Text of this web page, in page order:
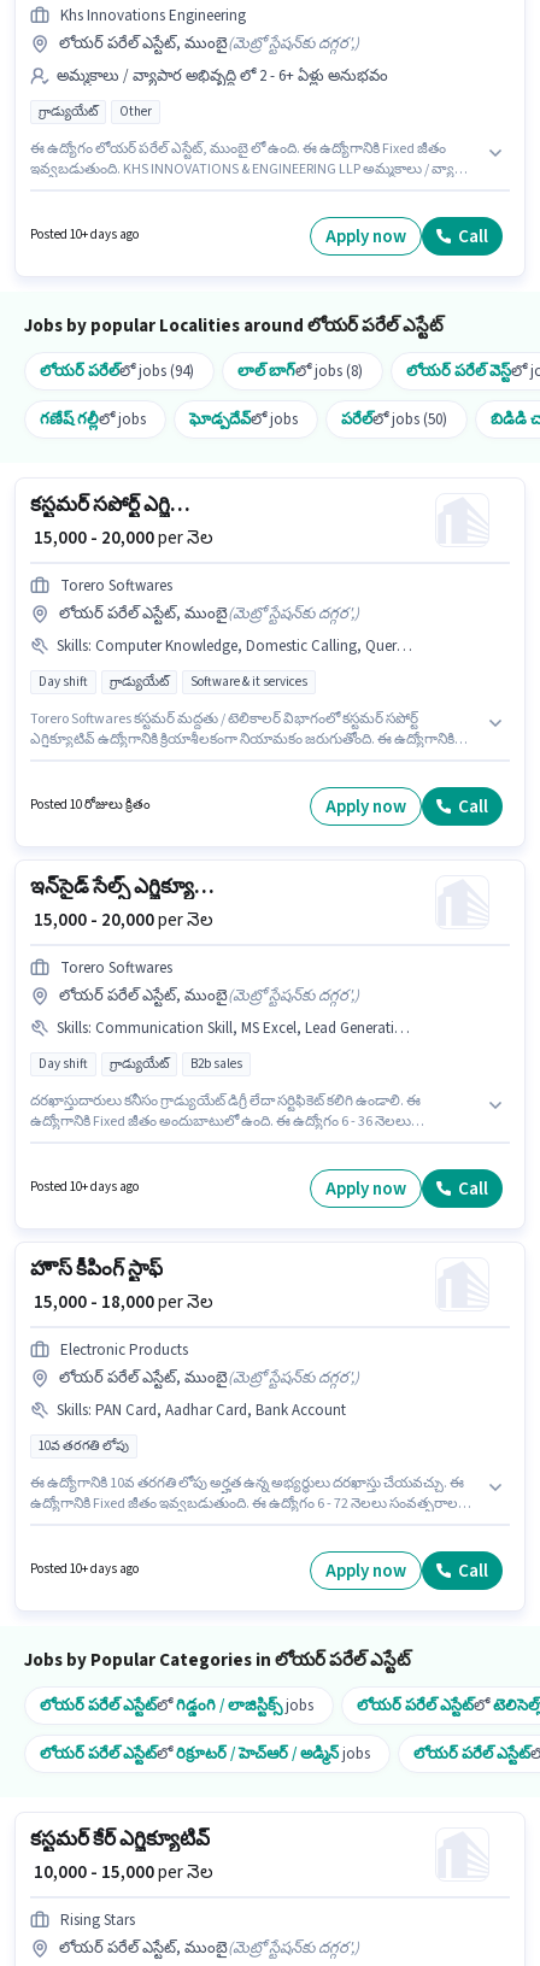
Khs Innovations Engineering
లోయర్ పరేల్ ఎస్టేట్, ముంబై(మెట్రో స్టేషన్‌కు దగ్గర',)
అమ్మకాలు / వ్యాపార అభివృద్ధి లో 2 - 6+ ఏళ్లు అనుభవం
గ్రాడ్యుయేట్ Other
ఈ ఉద్యోగం లోయర్ పరేల్ ఎస్టేట్, ముంబై లో ఉంది. ఈ ఉద్యోగానికి Fixed జీతం
ఇవ్వబడుతుంది. KHS INNOVATIONS & ENGINEERING LLP అమ్మకాలు / వ్యాపార
కనీసం గ్రాడ్యుయేట్ డిగ్రీ లేదా సర్టిఫికెట్ కలిగి ఉండాలి. ఈ ఉద్యోగం 2 - 6+ ఏళ్లు
సంవత్సరాల అనుభవం ఉన్న వారికి కోసం అనుకూలంగా ఉంటుంది. మీరు నెలకు
Posted 10+ days ago Apply now Call
Jobs by popular Localities around లోయర్ పరేల్ ఎస్టేట్
లోయర్ పరేల్లో jobs (94) లాల్ బాగ్లో jobs (8) లోయర్ పరేల్ వెస్ట్లో
గణేష్ గల్లీలో jobs ఘోడ్పదేవ్లో jobs పరేల్లో jobs (50) బిడిడి
కస్టమర్ సపోర్ట్ ఎగ్జిక్యూటివ్
₹ 15,000 - 20,000per నెల
Torero Softwares
లోయర్ పరేల్ ఎస్టేట్, ముంబై(మెట్రో స్టేషన్‌కు దగ్గర',)
Skills: Computer Knowledge, Domestic Calling, Query Resolution
Day shift గ్రాడ్యుయేట్ Software & it services
Torero Softwares కస్టమర్ మద్దతు / టెలికాలర్ విభాగంలో కస్టమర్ సపోర్ట్
ఎగ్జిక్యూటివ్ ఉద్యోగానికి క్రియాశీలకంగా నియామకం జరుగుతోంది. ఈ ఉద్యోగానికి
shift మరియు వారానికి 6 days working ఉన్నాయి. ఈ ఉద్యోగానికి Fixed జీతం
అందుబాటులో ఉంది. ఈ ఉద్యోగం లోయర్ పరేల్ ఎస్టేట్, ముంబై లో ఉంది. ఈ
Posted 10 రోజులు క్రితం Apply now Call
ఇన్‌సైడ్ సేల్స్ ఎగ్జిక్యూటివ్
₹ 15,000 - 20,000per నెల
Torero Softwares
లోయర్ పరేల్ ఎస్టేట్, ముంబై(మెట్రో స్టేషన్‌కు దగ్గర',)
Skills: Communication Skill, MS Excel, Lead Generation, Domestic Calling, Computer Knowledge, Outbound/Cold Calling, Wiring
Day shift గ్రాడ్యుయేట్ B2b sales
దరఖాస్తుదారులు కనీసం గ్రాడ్యుయేట్ డిగ్రీ లేదా సర్టిఫికెట్ కలిగి ఉండాలి. ఈ
ఉద్యోగానికి Fixed జీతం అందుబాటులో ఉంది. ఈ ఉద్యోగం 6 - 36 నెలలు
Computer Knowledge, Domestic Calling, Lead Generation, MS Excel,
Outbound/Cold Calling, Wiring, Communication Skill వంటి నైపుణ్యాలు
Posted 10+ days ago Apply now Call
హౌస్ కీపింగ్ స్టాఫ్
₹ 15,000 - 18,000per నెల
Electronic Products
లోయర్ పరేల్ ఎస్టేట్, ముంబై(మెట్రో స్టేషన్‌కు దగ్గర',)
Skills: PAN Card, Aadhar Card, Bank Account
10వ తరగతి లోపు
ఈ ఉద్యోగానికి 10వ తరగతి లోపు అర్హత ఉన్న అభ్యర్థులు దరఖాస్తు చేయవచ్చు. ఈ
ఉద్యోగానికి Fixed జీతం ఇవ్వబడుతుంది. ఈ ఉద్యోగం 6 - 72 నెలలు సంవత్సరాల
ఉద్యోగం లోయర్ పరేల్ ఎస్టేట్, ముంబై లో ఉంది. ఈ ఉద్యోగానికి ముఖ్యమైన
డాక్యుమెంట్లు PAN Card, Aadhar Card, Bank Account అవసరం.
Posted 10+ days ago Apply now Call
Jobs by Popular Categories in లోయర్ పరేల్ ఎస్టేట్
లోయర్ పరేల్ ఎస్టేట్లోగిడ్డంగి / లాజిస్టిక్స్jobs లోయర్ పరేల్ ఎస్టేట్లో
లోయర్ పరేల్ ఎస్టేట్లోరిక్రూటర్ / హెచ్ఆర్ / అడ్మిన్jobs లోయర్ పరేల్ ఎస్టేట్
కస్టమర్ కేర్ ఎగ్జిక్యూటివ్
₹ 10,000 - 15,000per నెల
Rising Stars
లోయర్ పరేల్ ఎస్టేట్, ముంబై(మెట్రో స్టేషన్‌కు దగ్గర',)